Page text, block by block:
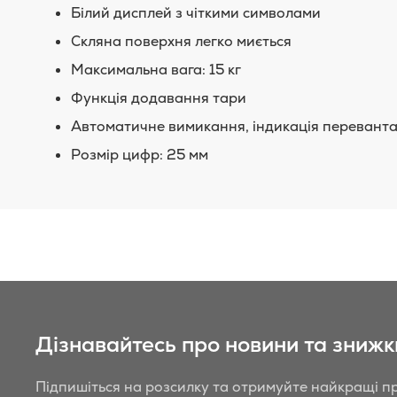
Білий дисплей з чіткими символами
Скляна поверхня легко миється
Максимальна вага: 15 кг
Функція додавання тари
Автоматичне вимикання, індикація
Розмір цифр: 25 мм
Дізнавайтесь про новини та
Підпишіться на розсилку та отримуйте найкращі